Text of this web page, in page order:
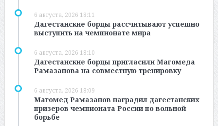
6 августа, 2026 18:11
Дагестанские борцы рассчитывают успешно
выступить на чемпионате мира
6 августа, 2026 18:10
Дагестанские борцы пригласили Магомеда
Рамазанова на совместную тренировку
6 августа, 2026 18:09
Магомед Рамазанов наградил дагестанских
призеров чемпионата России по вольной
борьбе